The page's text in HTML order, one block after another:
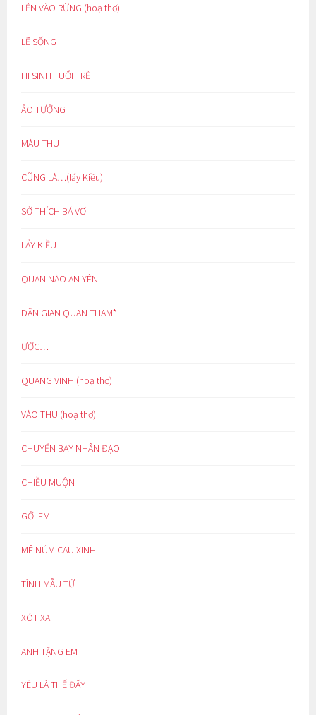
LẺN VÀO RỪNG (hoạ thơ)
LẼ SỐNG
HI SINH TUỔI TRẺ
ẢO TƯỞNG
MÀU THU
CŨNG LÀ…(lẩy Kiều)
SỞ THÍCH BÁ VƠ
LẨY KIỀU
QUAN NÀO AN YÊN
DÂN GIAN QUAN THAM*
ƯỚC…
QUANG VINH (hoạ thơ)
VÀO THU (hoạ thơ)
CHUYẾN BAY NHÂN ĐẠO
CHIỀU MUỘN
GỞI EM
MÊ NÚM CAU XINH
TÌNH MẪU TỬ
XÓT XA
ANH TẶNG EM
YÊU LÀ THẾ ĐẤY